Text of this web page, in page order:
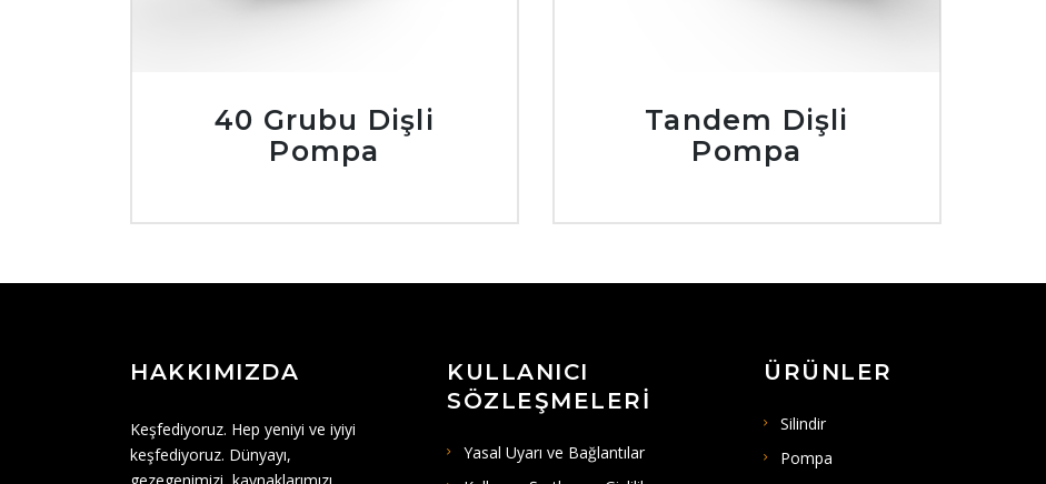
40 Grubu Dişli
Pompa
Tandem Dişli
Pompa
HAKKIMIZDA
Keşfediyoruz. Hep yeniyi ve iyiyi
keşfediyoruz. Dünyayı,
KULLANICI
SÖZLEŞMELERI
Yasal Uyarı ve Bağlantılar
ÜRÜNLER
Silindir
Pompa